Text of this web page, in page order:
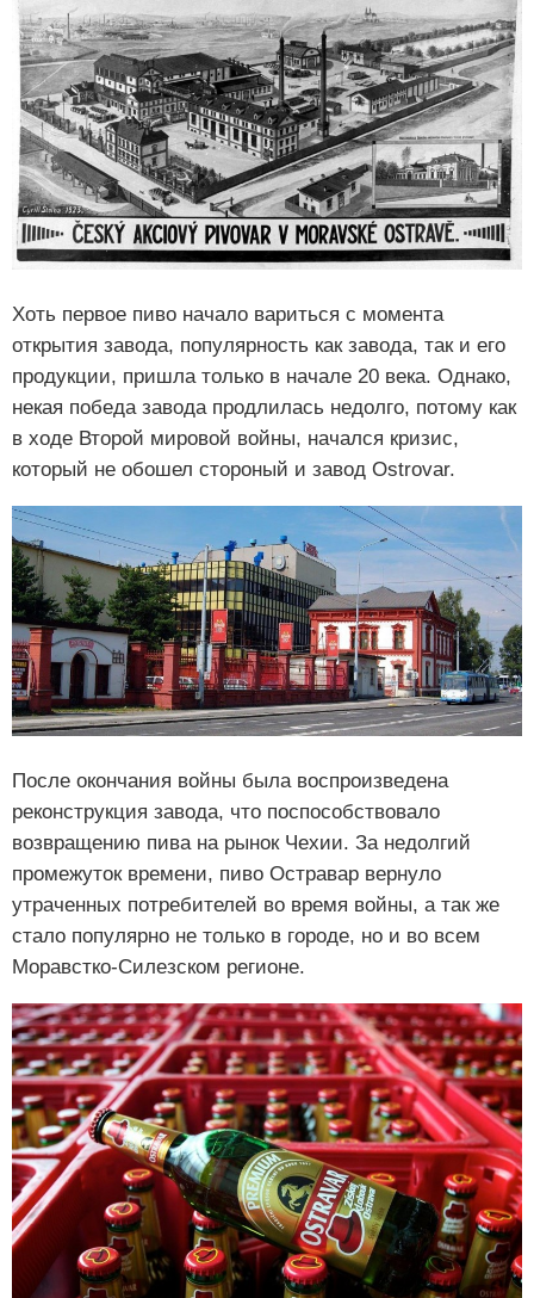
Хоть первое пиво начало вариться с момента
открытия завода, популярность как завода, так и его
продукции, пришла только в начале 20 века. Однако,
некая победа завода продлилась недолго, потому как
в ходе Второй мировой войны, начался кризис,
который не обошел стороный и завод Ostrovar.
После окончания войны была воспроизведена
реконструкция завода, что поспособствовало
возвращению пива на рынок Чехии. За недолгий
промежуток времени, пиво Остравар вернуло
утраченных потребителей во время войны, а так же
стало популярно не только в городе, но и во всем
Моравстко-Силезском регионе.